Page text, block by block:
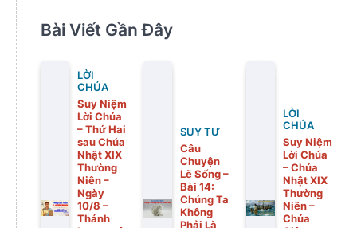
Bài Viết Gần Đây
LỜI
CHÚA
Suy Niệm
Lời Chúa
– Thứ Hai
sau Chúa
Nhật XIX
Thường
Niên –
Ngày
10/8 –
Thánh
SUY TƯ
Câu
Chuyện
Lẽ Sống –
Bài 14:
Chúng Ta
Không
Phải Là
LỜI
CHÚA
Suy Niệm
Lời Chúa
– Chúa
Nhật XIX
Thường
Niên –
Chúa